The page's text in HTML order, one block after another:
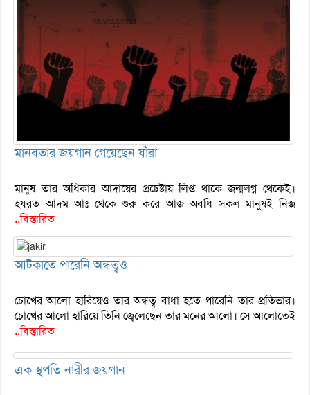
মানবতার জয়গান গেয়েছেন যাঁরা
মানুষ তার অধিকার আদায়ের প্রচেষ্টায় লিপ্ত থাকে জন্মলগ্ন থেকেই।
হযরত আদম আঃ থেকে শুরু করে আজ অবধি সকল মানুষই নিজ
..বিস্তারিত
আটকাতে পারেনি অন্ধত্বও
চোখের আলো হারিয়েও তার অন্ধত্ব বাধা হতে পারেনি তার প্রতিভার।
চোখের আলো হারিয়ে তিনি জ্বেলেছেন তার মনের আলো। সে আলোতেই
..বিস্তারিত
এক স্থপতি নারীর জয়গান